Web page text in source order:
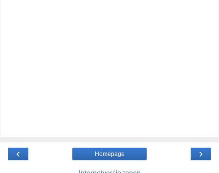
‹ ›
Homepage